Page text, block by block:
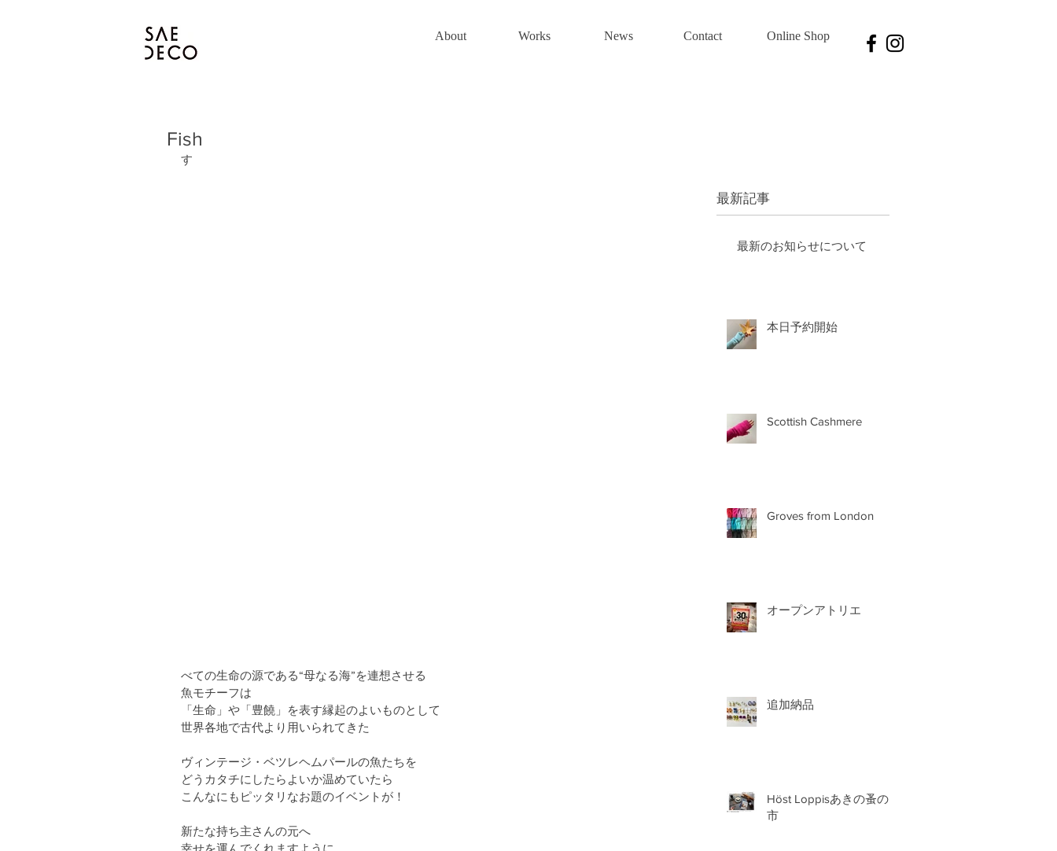
Contact
News
Works
About Online Shop
Fish
す
べての生命の源である“母なる海”を連想させる
魚モチーフは
「生命」や「豊饒」を表す縁起のよいものとして
世界各地で古代より用いられてきた
ヴィンテージ・ベツレヘムパールの魚たちを
どうカタチにしたらよいか温めていたら
こんなにもピッタリなお題のイベントが！
新たな持ち主さんの元へ
幸せを運んでくれますように
最新記事
最新のお知らせについて
本日予約開始
Scottish Cashmere
Groves from London
オープンアトリエ
追加納品
Höst Loppisあきの蚤の
市